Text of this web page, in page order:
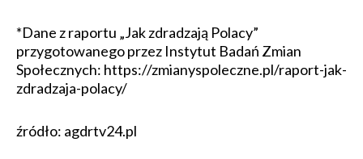
*Dane z raportu „Jak zdradzają Polacy”
przygotowanego przez Instytut Badań Zmian
Społecznych: https://zmianyspoleczne.pl/raport-jak-
zdradzaja-polacy/
źródło: agdrtv24.pl